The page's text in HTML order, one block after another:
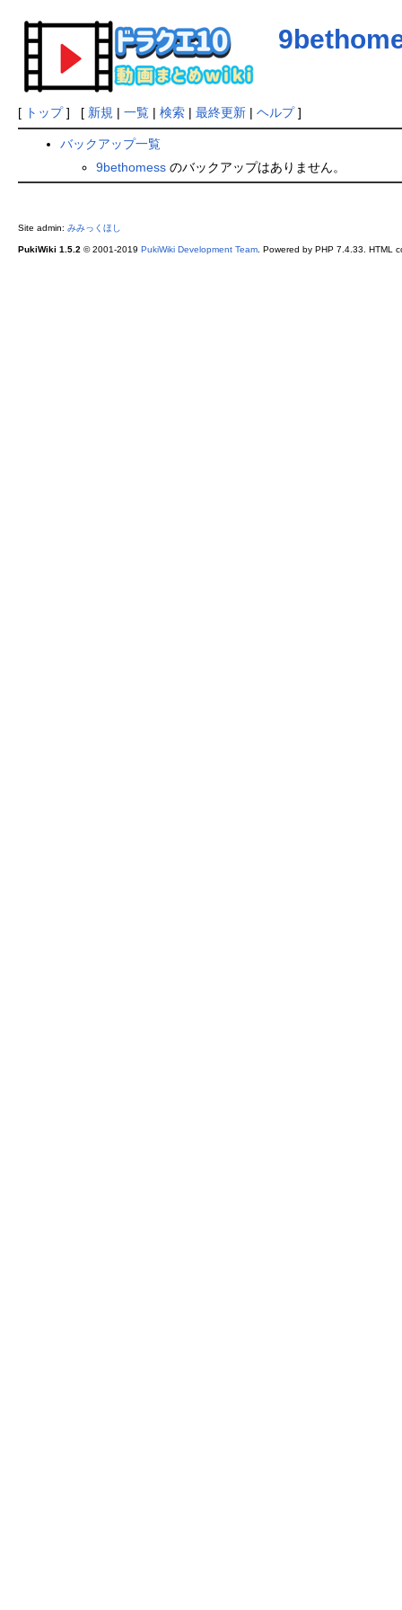
[ トップ] [ 新規 | 一覧| 検索| 最終更新| ヘルプ]
バックアップ一覧
9bethomessのバックアップはありません。
Site admin: みみっくほし
PukiWiki 1.5.2 © 2001-2019 PukiWiki Development Team. Powered by PHP 7.4.33. HTML